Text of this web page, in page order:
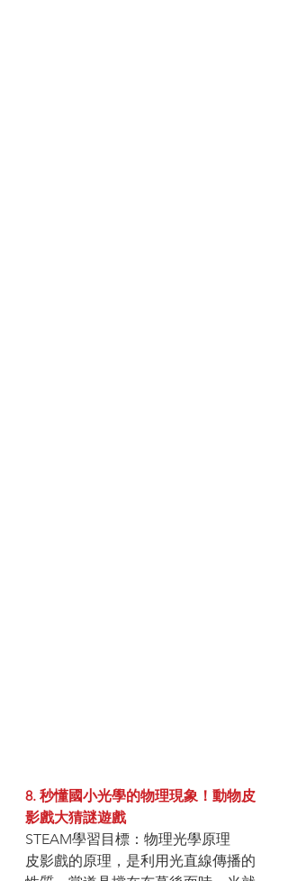
8. 秒懂國小光學的物理現象！動物皮
影戲大猜謎遊戲
STEAM學習目標：物理光學原理
皮影戲的原理，是利用光直線傳播的